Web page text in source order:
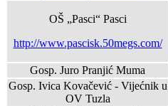
OŠ „Pasci“ Pasci
http://www.pascisk.50megs.com/
Gosp. Juro Pranjić Muma
Gosp. Ivica Kovačević - Vijećnik u
OV Tuzla